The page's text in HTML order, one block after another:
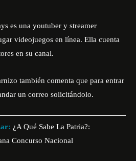
es una youtuber y streamer
videojuegos en línea. Ella cuenta
en su canal.
también comenta que para entrar
un correo solicitándolo.
¿A Qué Sabe La Patria?:
Concurso Nacional